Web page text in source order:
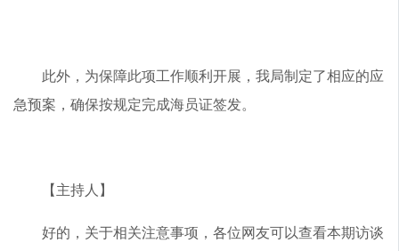
此外，为保障此项工作顺利开展，我局制定了相应的应
急预案，确保按规定完成海员证签发。
【主持人】
好的，关于相关注意事项，各位网友可以查看本期访谈